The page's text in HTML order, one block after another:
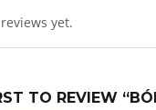
yet.
TO REVIEW